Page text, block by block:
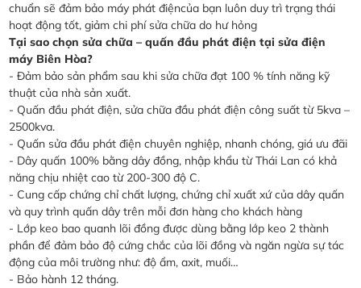
chuẩn sẽ đảm bảo máy phát điệncủa bạn luôn duy trì trạng thái
hoạt động tốt, giảm chi phí sửa chữa do hư hỏng
Tại sao chọn sửa chữa – quấn đầu phát điện tại sửa điện
máy Biên Hòa?
- Đảm bảo sản phẩm sau khi sửa chữa đạt 100 % tính năng kỹ
thuật của nhà sản xuất.
- Quấn đầu phát điện, sửa chữa đầu phát điện công suất từ 5kva –
2500kva.
- Quấn sửa đầu phát điện chuyên nghiệp, nhanh chóng, giá ưu đãi
- Dây quấn 100% bằng dây đồng, nhập khẩu từ Thái Lan có khả
năng chịu nhiệt cao từ 200-300 độ C.
- Cung cấp chứng chỉ chất lượng, chứng chỉ xuất xứ của dây quấn
và quy trình quấn dây trên mỗi đơn hàng cho khách hàng
- Lớp keo bao quanh lõi đồng được dùng bằng lớp keo 2 thành
phần để đảm bảo độ cứng chắc của lõi đồng và ngăn ngừa sự tác
động của môi trường như: độ ẩm, axit, muối…
- Bảo hành 12 tháng.